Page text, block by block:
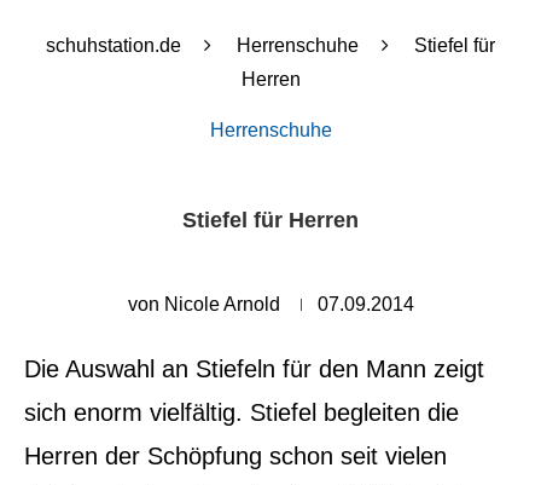
schuhstation.de Herrenschuhe
Stiefel für
Herren
Herrenschuhe
Stiefel für Herren
von Nicole Arnold 07.09.2014
Die Auswahl an Stiefeln für den Mann zeigt
sich enorm vielfältig. Stiefel begleiten die
Herren der Schöpfung schon seit vielen